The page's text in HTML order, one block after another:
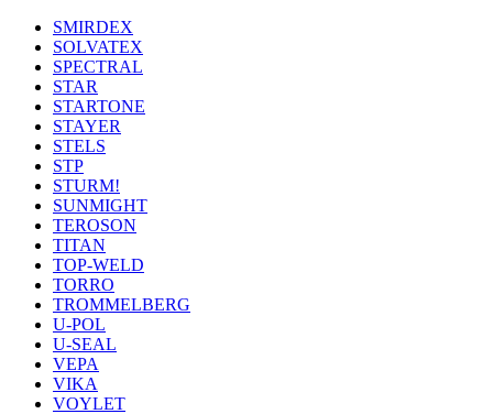
SMIRDEX
SOLVATEX
SPECTRAL
STAR
STARTONE
STAYER
STELS
STP
STURM!
SUNMIGHT
TEROSON
TITAN
TOP-WELD
TORRO
TROMMELBERG
U-POL
U-SEAL
VEPA
VIKA
VOYLET